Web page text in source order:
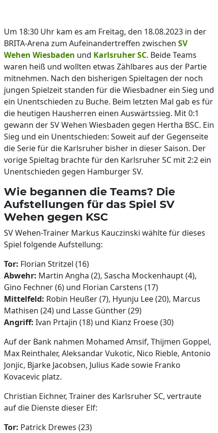
Um 18:30 Uhr kam es am Freitag, den 18.08.2023 in der
BRITA-Arena zum Aufeinandertreffen zwischen SV
Wehen Wiesbaden und Karlsruher SC. Beide Teams
waren heiß und wollten etwas Zählbares aus der Partie
mitnehmen. Nach den bisherigen Spieltagen der noch
jungen Spielzeit standen für die Wiesbadner ein Sieg und
ein Unentschieden zu Buche. Beim letzten Mal gab es für
die heutigen Hausherren einen Auswärtssieg. Mit 0:1
gewann der SV Wehen Wiesbaden gegen Hertha BSC. Ein
Sieg und ein Unentschieden: Soweit auf der Gegenseite
die Serie für die Karlsruher bisher in dieser Saison. Der
vorige Spieltag brachte für den Karlsruher SC mit 2:2 ein
Unentschieden gegen Hamburger SV.
Wie begannen die Teams? Die
Aufstellungen für das Spiel SV
Wehen gegen KSC
SV Wehen-Trainer Markus Kauczinski wählte für dieses
Spiel folgende Aufstellung:
Tor: Florian Stritzel (16)
Abwehr: Martin Angha (2), Sascha Mockenhaupt (4),
Gino Fechner (6) und Florian Carstens (17)
Mittelfeld: Robin Heußer (7), Hyunju Lee (20), Marcus
Mathisen (24) und Lasse Günther (29)
Angriff: Ivan Prtajin (18) und Kianz Froese (30)
Auf der Bank nahmen Mohamed Amsif, Thijmen Goppel,
Max Reinthaler, Aleksandar Vukotic, Nico Rieble, Antonio
Jonjic, Bjarke Jacobsen, Julius Kade sowie Franko
Kovacevic platz.
Christian Eichner, Trainer des Karlsruher SC, vertraute
auf die Dienste dieser Elf:
Tor: Patrick Drewes (23)